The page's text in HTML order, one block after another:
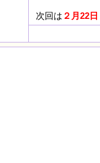
次回は ２月22日